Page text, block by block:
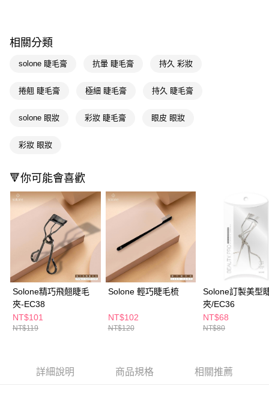
相關說明
【關於「AFTEE先享後付」】
１．簡單：不需註冊會員、不需綁卡、不需儲值。
３．安心：先確認商品／服務後，再付款。
１．於結帳方式選擇「AFTEE先享後付」後，將跳轉至「AFTEE先享後付」
３．收到繳費通知簡訊後14天內，點擊此簡訊中的連結，可透過四大超商／
ATM／網路銀行／等多元方式進行付款，方視為交易完成。
※ 請注意：結帳手續完成當下不需立刻繳費，但若您需要取消訂單，請聯絡
購買商品的店家。未經商家同意取消之訂單仍視為有效，需透過AFTEE先享
後付繳納相關費用。
※ 交易是否成功請以「AFTEE先享後付 」之結帳頁面顯示為準，若有關於
是否繳費成功／繳費後需取消欲退款等相關疑問，請聯繫「AFTEE先享後付
客戶支援中心」https://netprotections.freshdesk.com/support/home
【注意事項】
１．透過由恩沛科技股份有限公司提供之「AFTEE先享後付」服務完成之交
易，需依本服務之必要範圍內提供個人資料，並將交易相關給付款項請求債
權轉讓予恩沛科技股份有限公司。
２．關於個人資料處理事宜，請瀏覽以下網址：
https://aftee.tw/terms/#terms3
４．使用「AFTEE先享後付」時，將依據個別帳號之用戶狀況，依本公司即
即享券
全家取貨付款
每筆NT$65，滿NT$390(含以上)免運費
萊爾富取貨付款
每筆NT$65，滿NT$490(含以上)免運費
付款後萊爾富取貨
每筆NT$65，滿NT$490(含以上)免運費
7-11取貨付款
每筆NT$65，滿NT$490(含以上)免運費
付款後7-11取貨
每筆NT$65，滿NT$490(含以上)免運費
每筆NT$100，滿NT$790(含以上)免運費
相關分類
solone 睫毛膏 抗暈 睫毛膏 持久 彩妝
捲翹 睫毛膏 極細 睫毛膏 持久 睫毛膏
solone 眼妝 彩妝 睫毛膏 眼皮 眼妝
彩妝 眼妝
🔻你可能會喜歡
Solone精巧飛翹睫毛
夾-EC38
NT$101
NT$119
Solone 輕巧睫毛梳
NT$102
NT$120
Solone訂製美型
夾/EC36
NT$68
NT$80
詳細說明 商品規格 相關推薦